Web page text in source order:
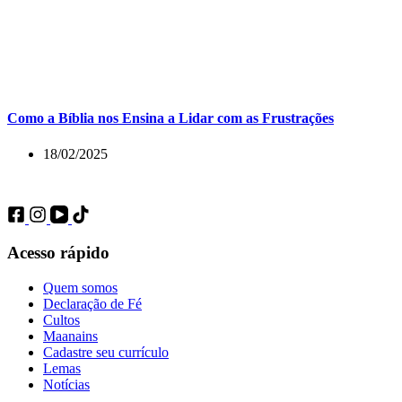
Como a Bíblia nos Ensina a Lidar com as Frustrações
18/02/2025
Acesso rápido
Quem somos
Declaração de Fé
Cultos
Maanains
Cadastre seu currículo
Lemas
Notícias